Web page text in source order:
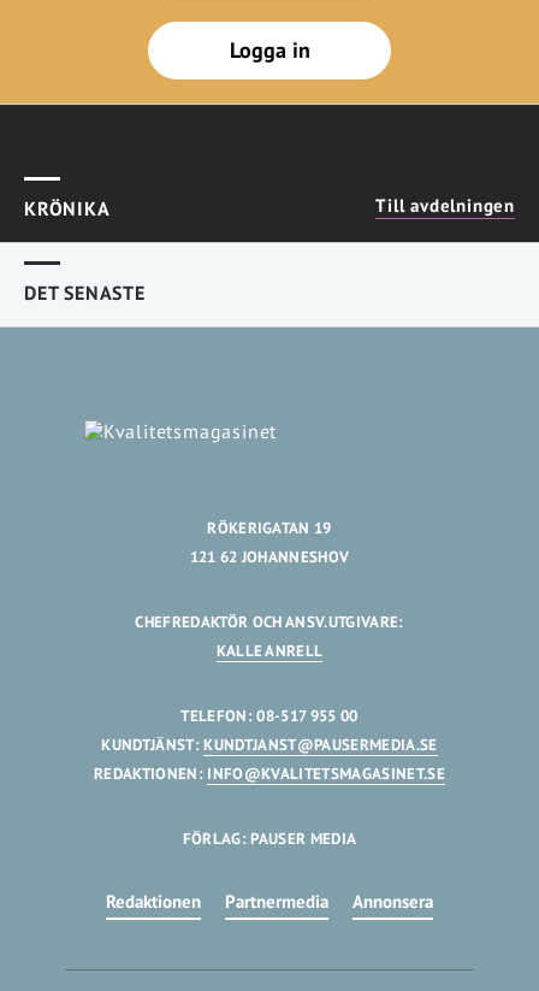
Logga in
KRÖNIKA Till avdelningen
DET SENASTE
RÖKERIGATAN 19
121 62 JOHANNESHOV
CHEFREDAKTÖR OCH ANSV.UTGIVARE:
KALLE ANRELL
TELEFON: 08-517 955 00
KUNDTJÄNST:KUNDTJANST@PAUSERMEDIA.SE
REDAKTIONEN: INFO@KVALITETSMAGASINET.SE
FÖRLAG: PAUSER MEDIA
Redaktionen Partnermedia Annonsera